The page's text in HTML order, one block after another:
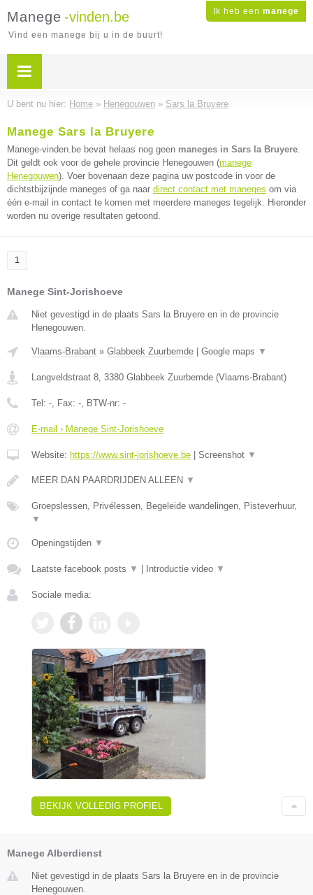
Ik heb een manege
Manege -vinden.be
Vind een manege bij u in de buurt!
U bent nu hier: Home » Henegouwen » Sars la Bruyere
Manege Sars la Bruyere
Manege-vinden.be bevat helaas nog geen maneges in Sars la Bruyere.
Dit geldt ook voor de gehele provincie Henegouwen (manege
Henegouwen). Voer bovenaan deze pagina uw postcode in voor de
dichtstbijzijnde maneges of ga naar direct contact met maneges om via
één e-mail in contact te komen met meerdere maneges tegelijk. Hieronder
worden nu overige resultaten getoond.
1
Manege Sint-Jorishoeve
Niet gevestigd in de plaats Sars la Bruyere en in de provincie
Henegouwen.
Vlaams-Brabant » Glabbeek Zuurbemde Google maps ▼
Langveldstraat 8, 3380 Glabbeek Zuurbemde (Vlaams-Brabant)
Tel: -, Fax: -, BTW-nr: -
E-mail › Manege Sint-Jorishoeve
Website: https://www.sint-jorishoeve.be Screenshot ▼
MEER DAN PAARDRIJDEN ALLEEN ▼
Groepslessen, Privélessen, Begeleide wandelingen, Pisteverhuur,
▼
Openingstijden ▼
Laatste facebook posts ▼ Introductie video ▼
Sociale media:
BEKIJK VOLLEDIG PROFIEL
Manege Alberdienst
Niet gevestigd in de plaats Sars la Bruyere en in de provincie
Henegouwen.